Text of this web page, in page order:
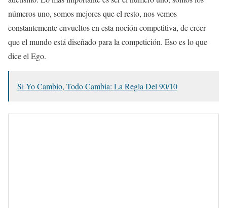
números uno, somos mejores que el resto, nos vemos
constantemente envueltos en esta noción competitiva, de creer
que el mundo está diseñado para la competición. Eso es lo que
dice el Ego.
Si Yo Cambio, Todo Cambia: La Regla Del 90/10